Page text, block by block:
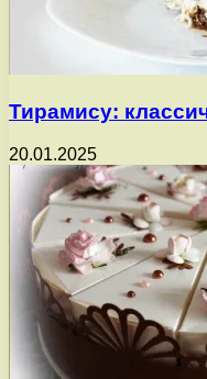
Тирамису:
20.01.2025